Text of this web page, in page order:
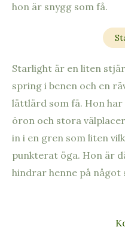
hon är snygg som få.
Starlight är en liten
spring i benen och en
lättlärd som få. Hon
öron och stora
in i en gren som liten
punkterat öga. Hon är
hindrar henne på något